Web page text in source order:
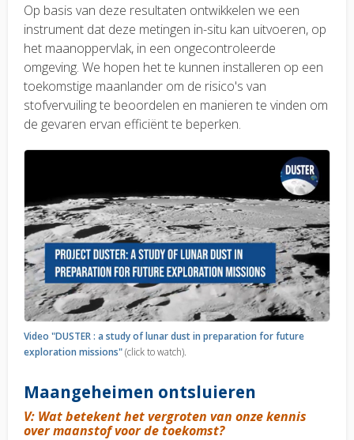
Op basis van deze resultaten ontwikkelen we een
instrument dat deze metingen in-situ kan uitvoeren, op
het maanoppervlak, in een ongecontroleerde
omgeving. We hopen het te kunnen installeren op een
toekomstige maanlander om de risico's van
stofvervuiling te beoordelen en manieren te vinden om
de gevaren ervan efficiënt te beperken.
Video "DUSTER : a study of lunar dust in preparation for future
exploration missions"(click to watch).
Maangeheimen ontsluieren
V: Wat betekent het vergroten van onze kennis
over maanstof voor de toekomst?